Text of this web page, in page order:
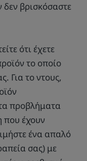
βρισκόσαστε
ότι έχετε
το οποίο
Για το ντους,
προβλήματα
που έχουν
ένα απαλό
σας) με